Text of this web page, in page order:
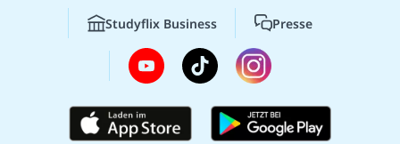
Studyflix Business Presse